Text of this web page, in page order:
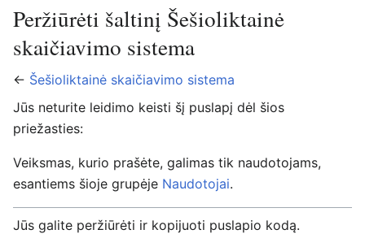
Peržiūrėti šaltinį Šešioliktainė
skaičiavimo sistema
← Šešioliktainė skaičiavimo sistema
Jūs neturite leidimo keisti šį puslapį dėl šios
priežasties:
Veiksmas, kurio prašėte, galimas tik naudotojams,
esantiems šioje grupėje Naudotojai.
Jūs galite peržiūrėti ir kopijuoti puslapio kodą.